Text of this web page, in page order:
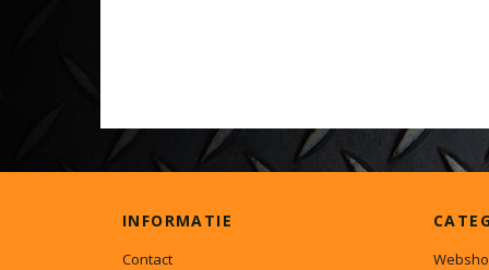
INFORMATIE
Contact